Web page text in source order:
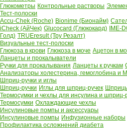
Глюкометры Контрольные растворы
Тест-полоски
Accu-Chek (Roche) Bionime (Бионайм)
iCheck (АйЧек) Glucocard (Глюкокард) IME-
Голд) TRUEresult (Тру Резалт)
Визуальные тест-полоски
Глюкоза в крови Глюкоза в моче Ацетон в
Ланцеты и прокалыватели
Ручки для прокалывания Ланцеты к ручкам
Анализаторы холестерина, гемоглобина и
Шприц-ручки и иглы
Шприц-ручки Иглы для шприц-ручек
Термосумки и чехлы для инсулина и шприц-
Термосумки Охлаждающие чехлы
Инсулиновые помпы и аксессуары
Инсулиновые помпы Инфузионные наборы
Профилактика осложнений диабета